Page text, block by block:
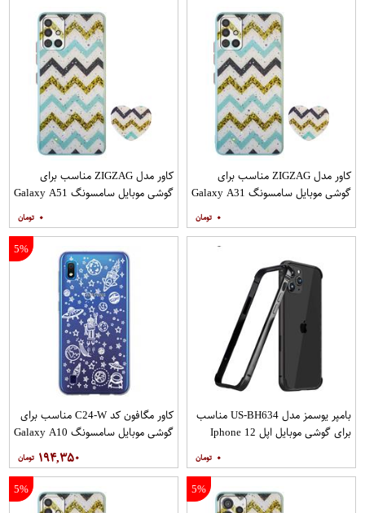
کاور مدل ZIGZAG مناسب برای
گوشی موبایل سامسونگ Galaxy A31
۰
کاور مدل ZIGZAG مناسب برای
گوشی موبایل سامسونگ Galaxy A51
۰
بامپر یوسمز مدل US-BH634 مناسب
برای گوشی موبایل اپل Iphone 12
۰
5%
کاور مگافون کد C24-W مناسب برای
گوشی موبایل سامسونگ Galaxy A10
۱۹۴,۳۵۰
5%
5%